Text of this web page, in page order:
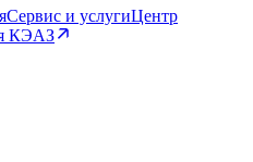
Сервис и услугиЦентр
КЭАЗ